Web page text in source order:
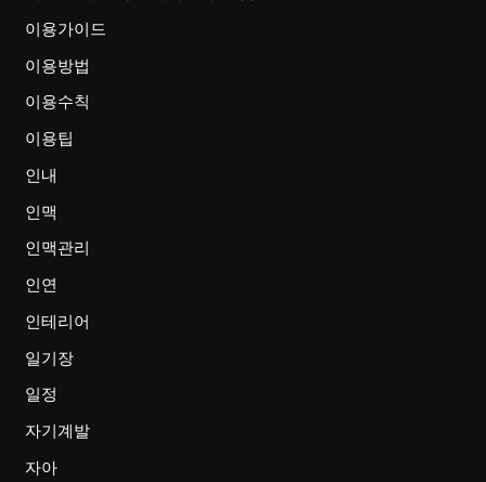
이용가이드
이용방법
이용수칙
이용팁
인내
인맥
인맥관리
인연
인테리어
일기장
일정
자기계발
자아